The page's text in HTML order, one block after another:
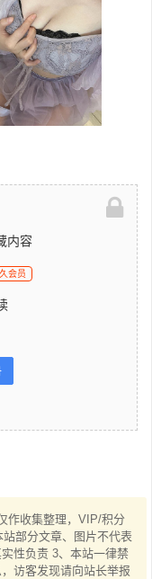
内容
会员
作收集整理，VIP/积分
部分文章、图片不代表
性负责 3、本站一律禁
访客发现请向站长举报